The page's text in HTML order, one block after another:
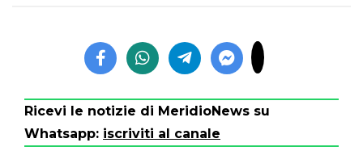
Ricevi le notizie di MeridioNews su
Whatsapp: iscriviti al canale